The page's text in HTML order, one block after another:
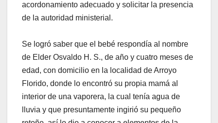
acordonamiento adecuado y solicitar la presencia
de la autoridad ministerial.
Se logró saber que el bebé respondía al nombre
de Elder Osvaldo H. S., de año y cuatro meses de
edad, con domicilio en la localidad de Arroyo
Florido, donde lo encontró su propia mamá al
interior de una vaporera, la cual tenía agua de
lluvia y que presuntamente ingirió su pequeño